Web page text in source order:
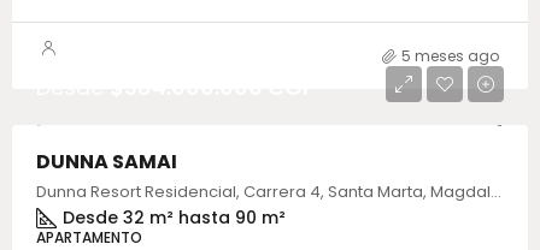
5 meses ago
DUNNA SAMAI
Dunna Resort Residencial, Carrera 4, Santa Marta, Magdalena, Colombia
Desde 32 m² hasta 90 m²
APARTAMENTO